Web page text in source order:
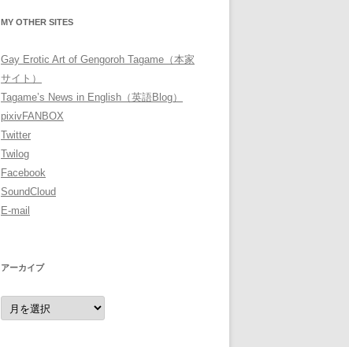
MY OTHER SITES
Gay Erotic Art of Gengoroh Tagame（本家
サイト）
Tagame’s News in English（英語Blog）
pixivFANBOX
Twitter
Twilog
Facebook
SoundCloud
E-mail
アーカイブ
ア
ー
カ